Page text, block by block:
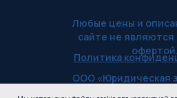
Политика
ООО «Юридическая
Любые цены и
сайте не
офертой.